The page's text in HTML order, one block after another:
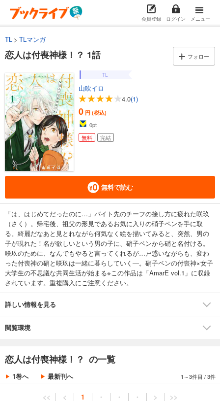
会員登録 ログイン メニュー
TL TLマンガ
恋人は付喪神様！？ 1話 フォロー
TL
山吹イロ
4.0(1)
0 円 (税込)
0pt
無料
完結
無料で読む
「は、はじめてだったのに…」バイト先のチーフの接し方に疲れた咲玖
（さく）。帰宅後、祖父の形見であるお気に入りの硝子ペンを手に取
る。綺麗だなあと見とれながら何気なく絵を描いてみると、突然、男の
子が現れた！名が欲しいという男の子に、硝子ペンから硝と名付ける。
咲玖のために、なんでもやると言ってくれるが…戸惑いながらも、変わ
った付喪神の硝と咲玖は一緒に暮らしていく―。硝子ペンの付喪神×女子
大学生の不思議な共同生活が始まる※この作品は「AmarE vol.1」に収録
されています。重複購入にご注意ください。
詳しい情報を見る
閲覧環境
恋人は付喪神様！？ の一覧
1巻へ 最新刊へ 1～3件目 /3件
<< < 1 ・ ・ ・ > >>